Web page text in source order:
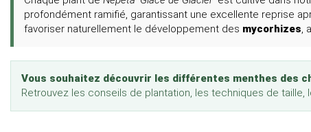
profondément ramifié, garantissant une excellente reprise
favoriser naturellement le développement des mycorhizes,
Vous souhaitez découvrir les différentes menthes des
Retrouvez les conseils de plantation, les techniques de